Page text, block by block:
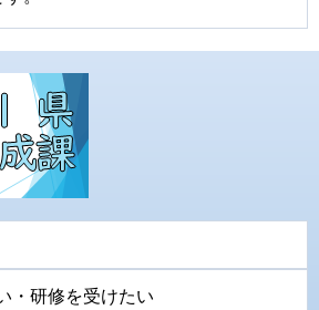
・研修を受けたい